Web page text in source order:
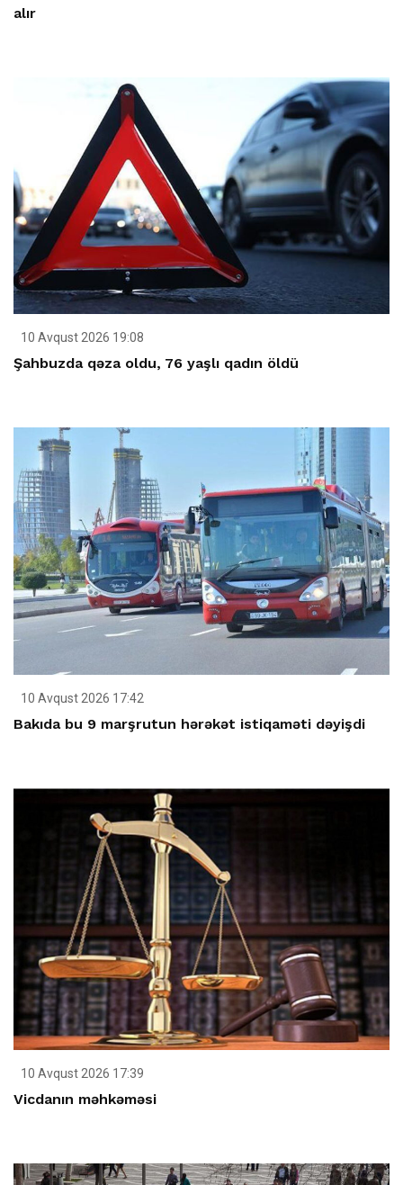
alır
10 Avqust 2026 19:08
Şahbuzda qəza oldu, 76 yaşlı qadın öldü
10 Avqust 2026 17:42
Bakıda bu 9 marşrutun hərəkət istiqaməti dəyişdi
10 Avqust 2026 17:39
Vicdanın məhkəməsi